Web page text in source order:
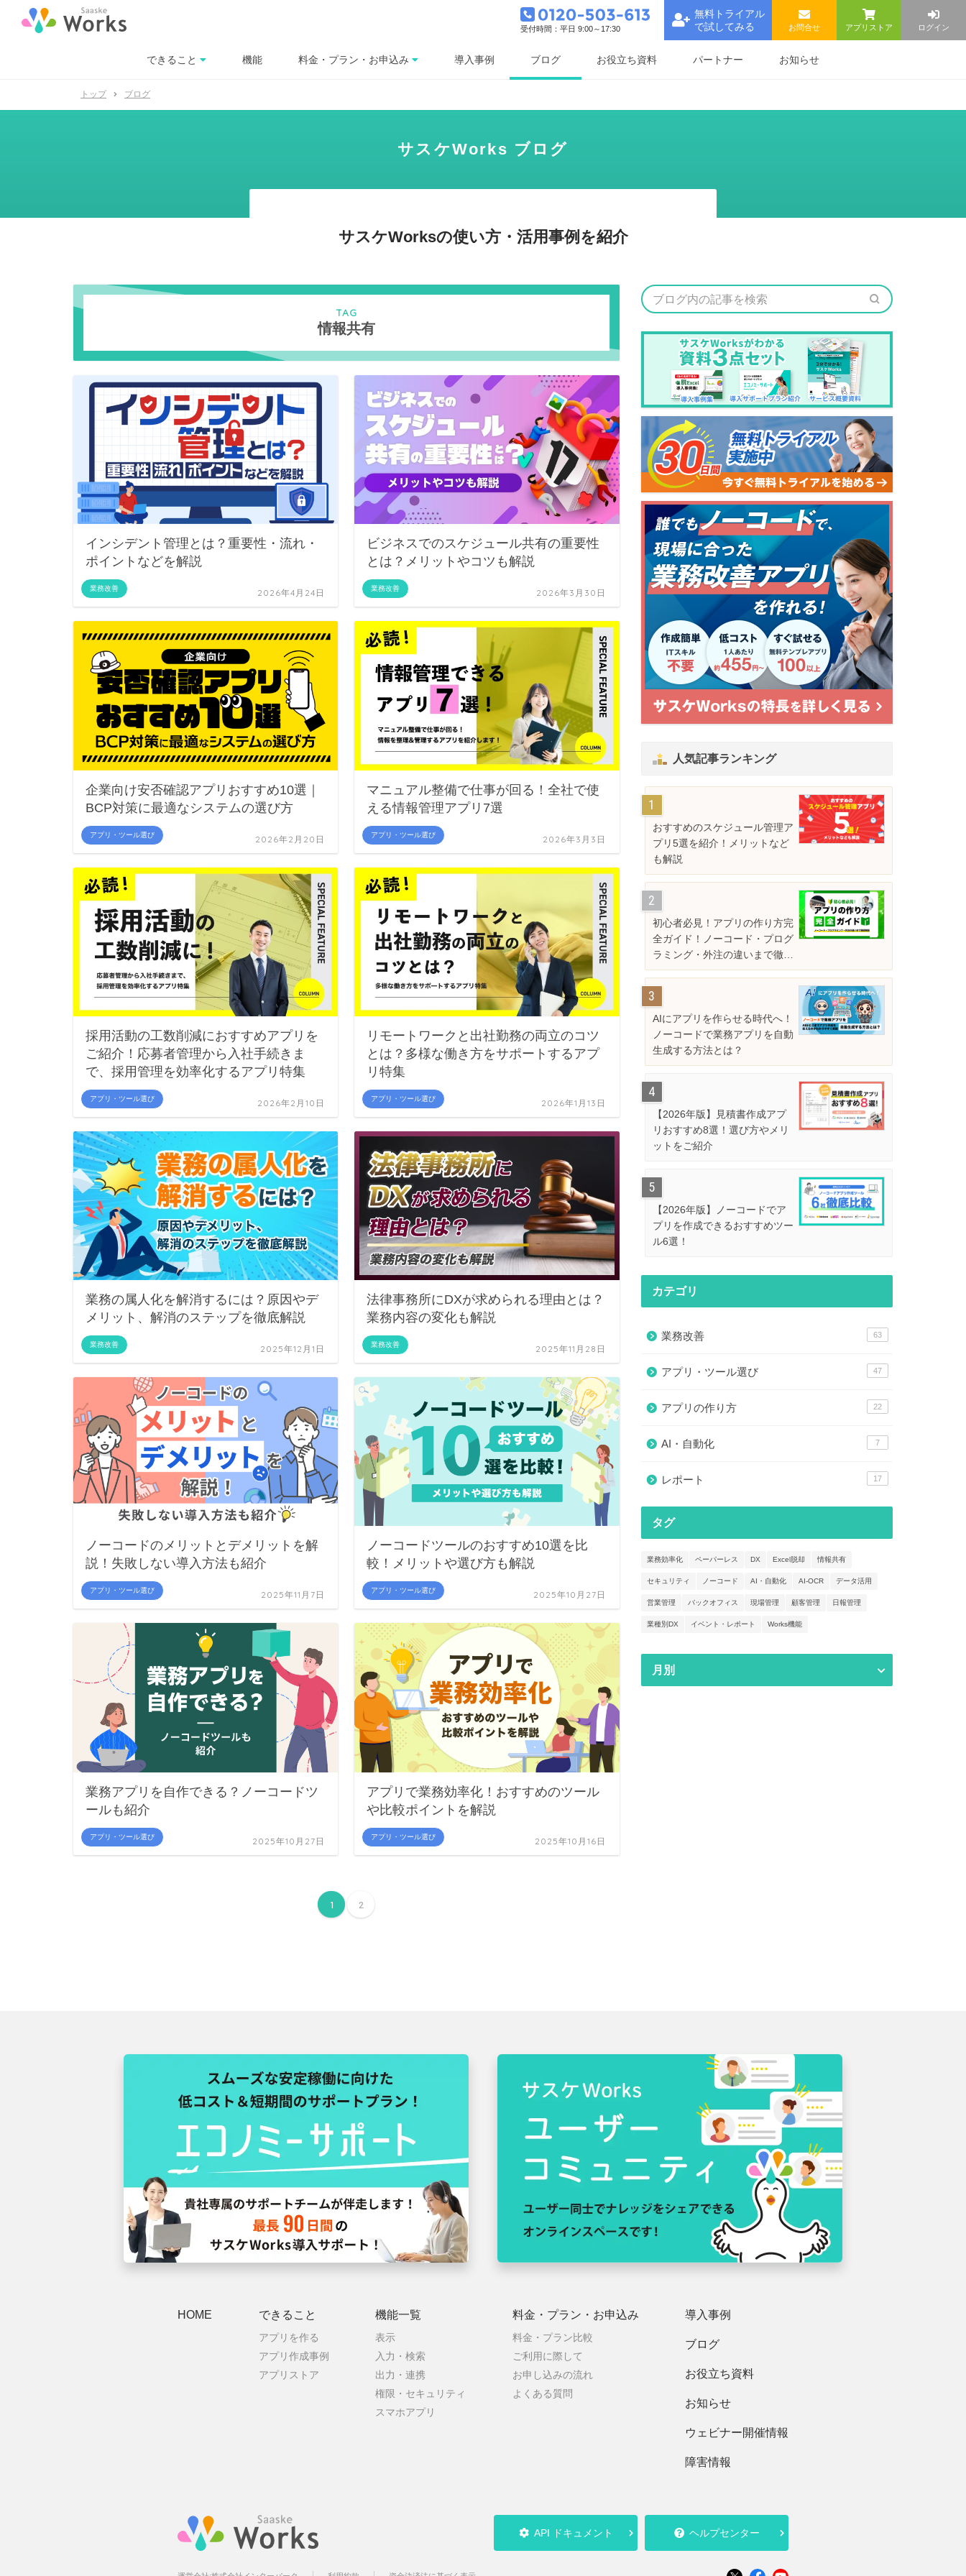
受付時間：平日 9:00～17:30
無料トライアル
で試してみる
お問合せ アプリストア ログイン
できること 機能 料金・プラン・お申込み 導入事例 ブログ お役立ち資料 パートナー お知らせ
トップ ブログ
サスケWorks ブログ
サスケWorksの使い方・活用事例を紹介
TAG
情報共有
業務改善
インシデント管理とは？重要性・流れ・
ポイントなどを解説
2026年4月24日 業務改善
ビジネスでのスケジュール共有の重要性
とは？メリットやコツも解説
2026年3月30日
アプリ・ツール選び
企業向け安否確認アプリおすすめ10選｜
BCP対策に最適なシステムの選び方
2026年2月20日 アプリ・ツール選び
マニュアル整備で仕事が回る！全社で使
える情報管理アプリ7選
2026年3月3日
アプリ・ツール選び
採用活動の工数削減におすすめアプリを
ご紹介！応募者管理から入社手続きま
で、採用管理を効率化するアプリ特集
2026年2月10日 アプリ・ツール選び
リモートワークと出社勤務の両立のコツ
とは？多様な働き方をサポートするアプ
リ特集
2026年1月13日
業務改善
業務の属人化を解消するには？原因やデ
メリット、解消のステップを徹底解説
2025年12月1日 業務改善
法律事務所にDXが求められる理由とは？
業務内容の変化も解説
2025年11月28日
アプリ・ツール選び
ノーコードのメリットとデメリットを解
説！失敗しない導入方法も紹介
2025年11月7日 アプリ・ツール選び
ノーコードツールのおすすめ10選を比
較！メリットや選び方も解説
2025年10月27日
アプリ・ツール選び
業務アプリを自作できる？ノーコードツ
ールも紹介
2025年10月27日 アプリ・ツール選び
アプリで業務効率化！おすすめのツール
や比較ポイントを解説
2025年10月16日
1 2
人気記事ランキング
おすすめのスケジュール管理ア
プリ5選を紹介！メリットなど
も解説
初心者必見！アプリの作り方完
全ガイド！ノーコード・プログ
ラミング・外注の違いまで徹底
解説
AIにアプリを作らせる時代へ！
ノーコードで業務アプリを自動
生成する方法とは？
【2026年版】見積書作成アプ
リおすすめ8選！選び方やメリ
ットをご紹介
【2026年版】ノーコードでア
プリを作成できるおすすめツー
ル6選！
カテゴリ
業務改善 63
アプリ・ツール選び 47
アプリの作り方 22
AI・自動化 7
レポート 17
タグ
業務効率化 ペーパーレス DX Excel脱却 情報共有
セキュリティ ノーコード AI・自動化 AI-OCR データ活用
営業管理 バックオフィス 現場管理 顧客管理 日報管理
業種別DX イベント・レポート Works機能
月別
HOME できること
アプリを作る
アプリ作成事例
アプリストア
機能一覧
表示
入力・検索
出力・連携
権限・セキュリティ
スマホアプリ
料金・プラン・ お申込み
料金・プラン比較
ご利用に際して
お申し込みの流れ
よくある質問
導入事例
ブログ
お役立ち資料
お知らせ
ウェビナー開催情報
障害情報
API ドキュメント ヘルプセンター